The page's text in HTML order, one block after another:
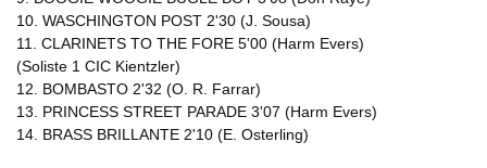
10. WASCHINGTON POST 2'30 (J. Sousa)
11. CLARINETS TO THE FORE 5'00 (Harm Evers)
(Soliste 1 CIC Kientzler)
12. BOMBASTO 2'32 (O. R. Farrar)
13. PRINCESS STREET PARADE 3'07 (Harm Evers)
14. BRASS BRILLANTE 2'10 (E. Osterling)